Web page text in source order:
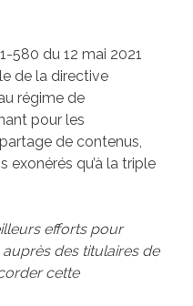
580 du 12 mai 2021
de la directive
régime de
pour les
de contenus,
exonérés qu’à la triple
efforts pour
des titulaires de
cette